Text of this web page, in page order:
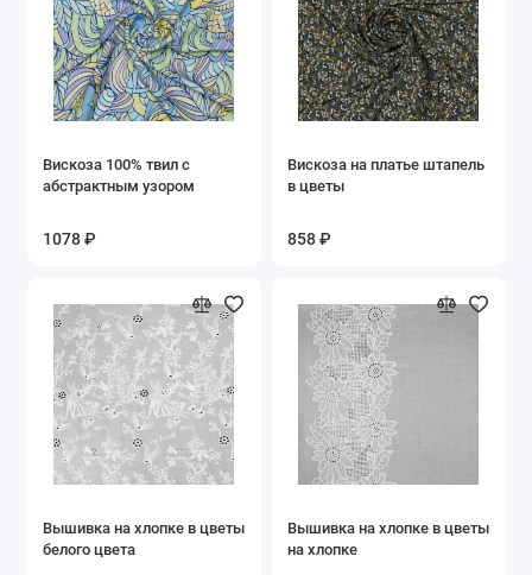
Фуксия
Черный
Вискоза 100% твил с
абстрактным узором
1078 ₽
Вискоза на платье штапель
в цветы
858 ₽
Вышивка на хлопке в цветы
белого цвета
Вышивка на хлопке в цветы
на хлопке